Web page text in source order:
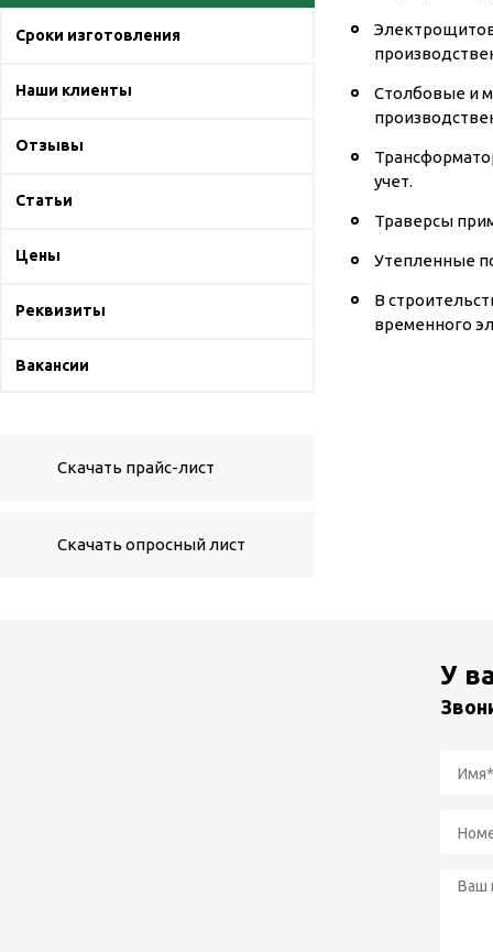
Сроки изготовления
Наши клиенты
Отзывы
Статьи
Цены
Реквизиты
Вакансии
Скачать прайс-лист
Скачать опросный лист
Столбовые и
учет.
Траверсы
Утепленные
В
временного
У